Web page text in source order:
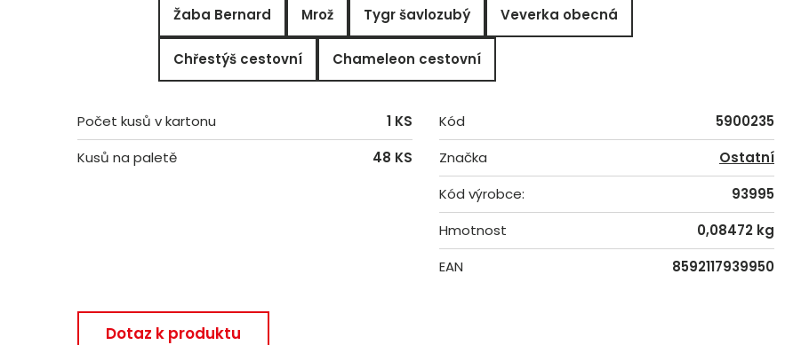
Žaba Bernard Mrož Tygr šavlozubý Veverka obecná
Chřestýš cestovní Chameleon cestovní
Počet kusů v kartonu
1 KS
Kusů na paletě
48 KS
Kód
5900235
Značka
Ostatní
Kód výrobce:
93995
Hmotnost
0,08472 kg
EAN
8592117939950
Dotaz k produktu